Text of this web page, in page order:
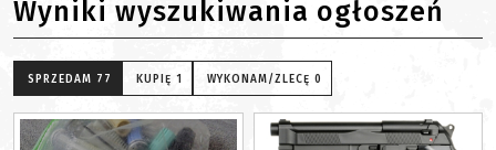
Wyniki wyszukiwania ogłoszeń
SPRZEDAM 77 KUPIĘ 1 WYKONAM/ZLECĘ 0